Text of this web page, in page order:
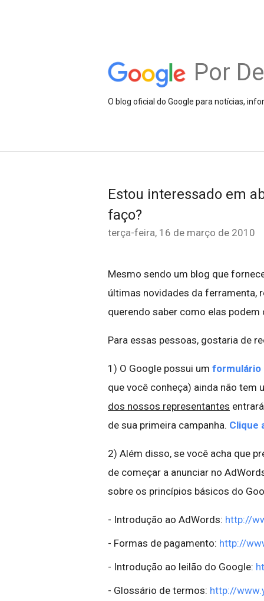
Por
O blog oficial do Google para notícias,
Estou interessado em
faço?
terça-feira, 16 de março de 2010
Mesmo sendo um blog que
últimas novidades da ferramenta,
querendo saber como elas podem
Para essas pessoas, gostaria de
1) O Google possui um formulário
que você conheça) ainda não
dos nossos representantes
de sua primeira campanha. Clique
2) Além disso, se você acha que
de começar a anunciar no
sobre os princípios básicos do
- Introdução ao AdWords: http://
- Formas de pagamento: http://
- Introdução ao leilão do Google:
- Glossário de termos: http://